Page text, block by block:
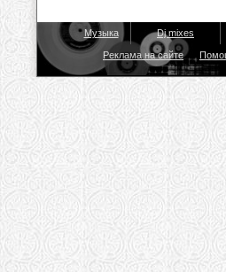
Музыка Dj mixes
Реклама на сайте